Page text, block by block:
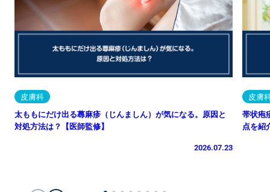
皮膚科
太ももにだけ出る蕁麻疹（じんましん）が気になる。原因と
対処方法は？【医師監修】
2026.07.23
皮膚
帯状疱
点を紹